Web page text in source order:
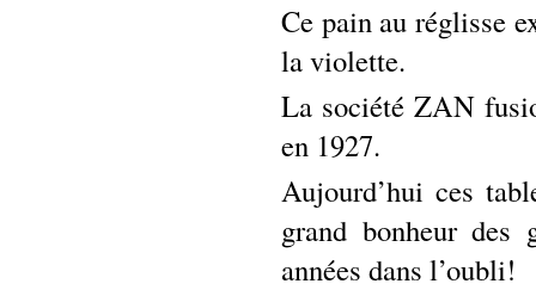
Ce pain au réglisse
la violette.
La société ZAN
en 1927.
Aujourd’hui ces
grand bonheur des
années dans l’oubli!